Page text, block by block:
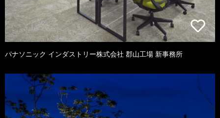
パナソニック インダストリー株式会社 郡山工場 新事務所